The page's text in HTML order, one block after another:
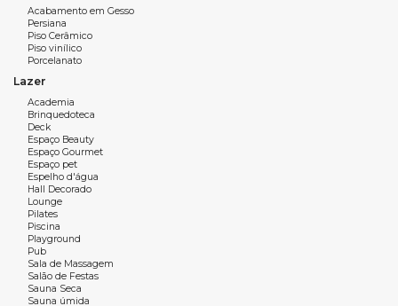
de garagem, garantindo comodidade no dia a dia.
O Empire Residence se destaca pela localização no bairro
Pioneiros, próximo à orla, com fácil acesso a comércios,
serviços e às principais vias da cidade, oferecendo
praticidade e qualidade de vida em Balneário Camboriú.
Uma excelente oportunidade para morar ou investir em um
imóvel com ótima metragem e localização privilegiada.
Característica do imóvel
04 suítes
Lavabo
Sala de estar e jantar
Churrasqueira a gás
Cozinha
Acabamento em Gesso
Persiana
Piso Cerâmico
Piso vinílico
Porcelanato
Lazer
Academia
Brinquedoteca
Deck
Espaço Beauty
Espaço Gourmet
Espaço pet
Espelho d'água
Hall Decorado
Lounge
Pilates
Piscina
Playground
Pub
Sala de Massagem
Salão de Festas
Sauna Seca
Sauna úmida